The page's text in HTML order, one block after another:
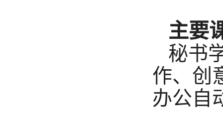
主要
秘书
作、创
办公自